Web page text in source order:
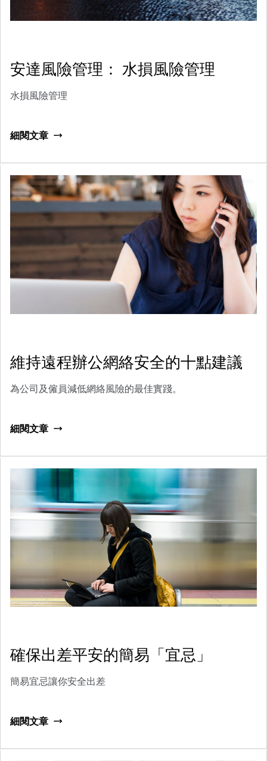
安達風險管理： 水損風險管理
水損風險管理
細閱文章
維持遠程辦公網絡安全的十點建議
為公司及僱員減低網絡風險的最佳實踐。
細閱文章
確保出差平安的簡易「宜忌」
簡易宜忌讓你安全出差
細閱文章